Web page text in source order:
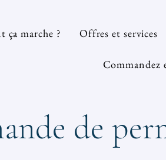
ça marche ? Offres et services
Commandez
de